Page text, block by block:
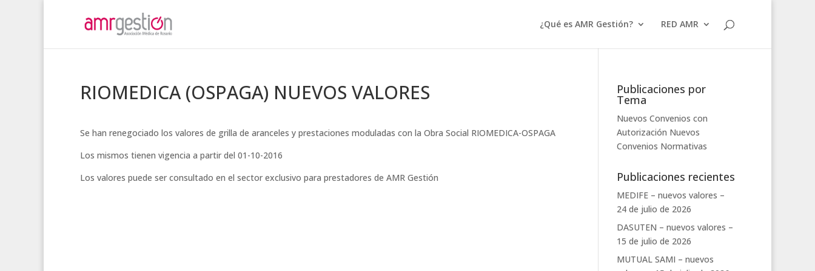
¿Qué es AMR Gestión? RED AMR
RIOMEDICA (OSPAGA) NUEVOS VALORES
Se han renegociado los valores de grilla de aranceles y prestaciones moduladas con la Obra Social RIOMEDICA-OSPAGA
Los mismos tienen vigencia a partir del 01-10-2016
Los valores puede ser consultado en el sector exclusivo para prestadores de AMR Gestión
Publicaciones por
Tema
Nuevos Convenios con
Autorización Nuevos
Convenios Normativas
Publicaciones recientes
MEDIFE – nuevos valores –
24 de julio de 2026
DASUTEN – nuevos valores –
15 de julio de 2026
MUTUAL SAMI – nuevos